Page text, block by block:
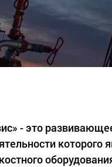
- это
которого